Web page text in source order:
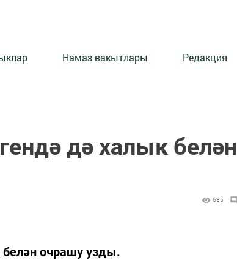
Намаз вакытлары Редакция
дә халык белән
635
очрашу узды.